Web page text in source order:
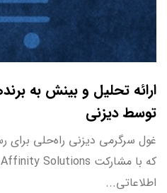
ارائه تحلیل و بینش به
توسط دیزنی
غول سرگرمی دیزنی راه‌حلی برای
اطلاعاتی...